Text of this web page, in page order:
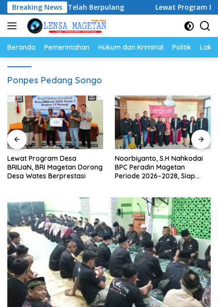
Langsung
ke
konten
Breaking News
Justice” Telah Berpulang Lewat Program Desa
Beranda Pemerintahan Hukum dan Kriminal Politik
Ponpes Pedang Songo
Lewat Program Desa
BRILiaN, BRI Magetan Dorong
Desa Wates Berprestasi
Noorbiyanto, S.H Nahkodai
BPC Peradin Magetan
Periode 2026–2028, Siap